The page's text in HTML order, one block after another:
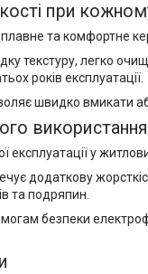
при
та комфортне
текстуру, легко
років експлуатації.
швидко вмикати
використання
експлуатації у
додаткову
та подряпин.
безпеки